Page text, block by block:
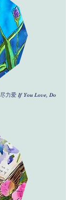
力爱 If You Love, Do